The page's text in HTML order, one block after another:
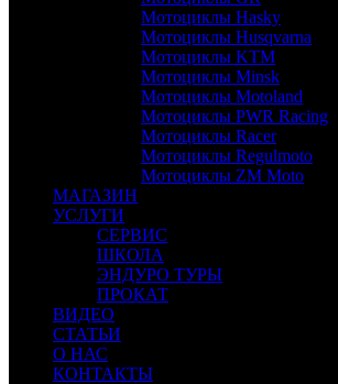
Мотоциклы Hasky
Мотоциклы Husqvarna
Мотоциклы KTM
Мотоциклы Minsk
Мотоциклы Motoland
Мотоциклы PWR Racing
Мотоциклы Racer
Мотоциклы Regulmoto
Мотоциклы ZM Moto
МАГАЗИН
УСЛУГИ
СЕРВИС
ШКОЛА
ЭНДУРО ТУРЫ
ПРОКАТ
ВИДЕО
СТАТЬИ
О НАС
КОНТАКТЫ